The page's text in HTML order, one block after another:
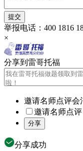
举报电话：400 1816
×
分享到雷哥托福
邀请名师点评会
邀请名师点评
分享成功